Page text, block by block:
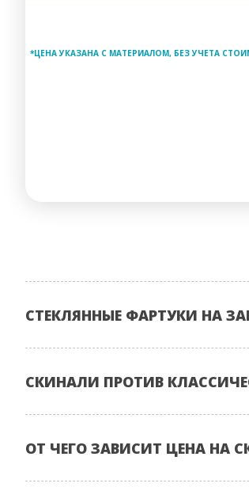
*ЦЕНА УКАЗАНА С МАТЕРИАЛОМ, БЕЗ УЧЕТА
СТЕКЛЯННЫЕ ФАРТУКИ НА
СКИНАЛИ ПРОТИВ
ОТ ЧЕГО ЗАВИСИТ ЦЕНА НА